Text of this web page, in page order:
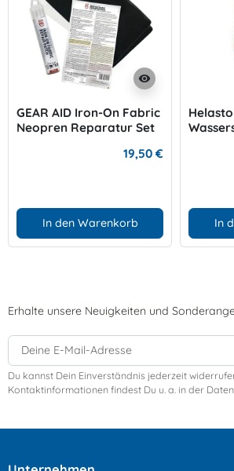
visibility
GEAR AID Iron-On Fabric
Neopren Reparatur Set
19,50 €
In den Warenkorb In
Erhalte unsere Neuigkeiten und
Du kannst Dein Einverständnis jederzeit
Kontaktinformationen findest Du u. a. in der